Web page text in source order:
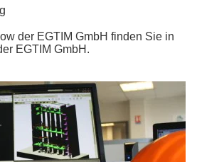
der EGTIM GmbH finden Sie in
EGTIM GmbH.